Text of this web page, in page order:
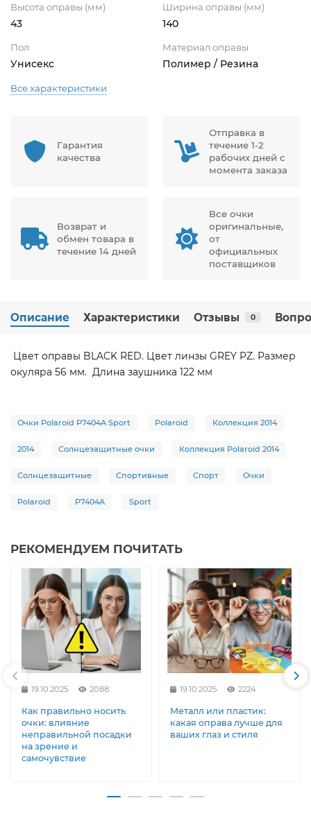
Высота оправы (мм)
43
Ширина оправы (мм)
140
Пол
Унисекс
Материал оправы
Полимер / Резина
Все характеристики
Гарантия
качества
Отправка в
течение 1-2
рабочих дней с
момента заказа
Возврат и
обмен товара в
течение 14 дней
Все очки
оригинальные,
от
официальных
поставщиков
Описание Характеристики Отзывы 0
Цвет оправы BLACK RED. Цвет линзы GREY PZ. Размер
окуляра 56 мм. Длина заушника 122 мм
Очки Polaroid P7404A Sport Polaroid Коллекция 2014
2014 Солнцезащитные очки Коллекция Polaroid 2014
Солнцезащитные Спортивные Спорт Очки
Polaroid P7404A Sport
РЕКОМЕНДУЕМ ПОЧИТАТЬ
19.10.2025 2088
Как правильно носить
очки: влияние
неправильной посадки
на зрение и
самочувствие
19.10.2025 2224
Металл или пластик:
какая оправа лучше для
ваших глаз и стиля